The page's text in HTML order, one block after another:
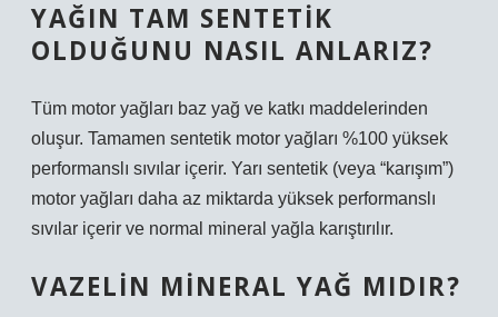
YAĞIN TAM SENTETIK
OLDUĞUNU NASIL ANLARIZ?
Tüm motor yağları baz yağ ve katkı maddelerinden
oluşur. Tamamen sentetik motor yağları %100 yüksek
performanslı sıvılar içerir. Yarı sentetik (veya “karışım”)
motor yağları daha az miktarda yüksek performanslı
sıvılar içerir ve normal mineral yağla karıştırılır.
VAZELIN MINERAL YAĞ MIDIR?